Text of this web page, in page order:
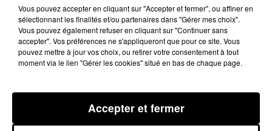
16 mai 2023 - 2 min 19 sec
LES INFOS DU TARN ET GARONNE DU
16/05/2023 À 13H59
Podcasts infos du Tarn et Garonne
Vous pouvez accepter en cliquant sur "Accepter et fermer", ou affiner en
sélectionnant les finalités et/ou partenaires dans "Gérer mes choix".
Vous pouvez également refuser en cliquant sur "Continuer sans
accepter". Vos préférences ne s'appliqueront que pour ce site. Vous
pouvez mettre à jour vos choix, ou retirer votre consentement à tout
moment via le lien "Gérer les cookies" situé en bas de chaque page.
Accepter et fermer